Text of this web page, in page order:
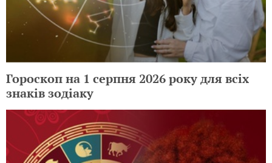
Гороскоп на 1 серпня 2026 року для всіх
знаків зодіаку